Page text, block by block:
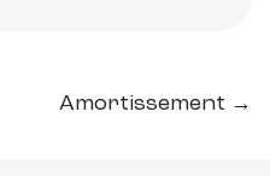
Amortissement →